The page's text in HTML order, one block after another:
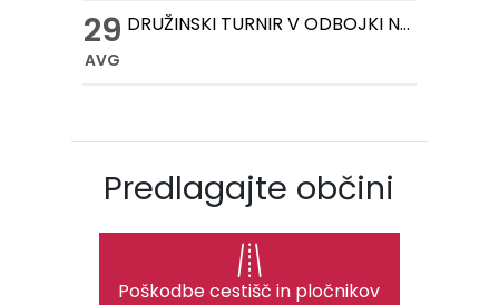
29
AVG
DRUŽINSKI TURNIR V ODBOJKI NA MIVKI
Predlagajte občini
Poškodbe cestišč in pločnikov